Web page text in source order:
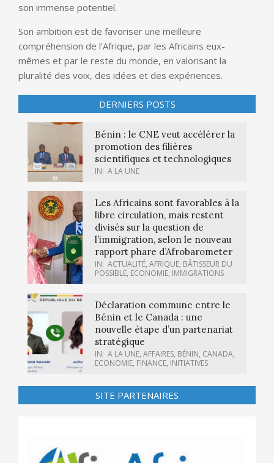
son immense potentiel.
Son ambition est de favoriser une meilleure
compréhension de l’Afrique, par les Africains eux-
mêmes et par le reste du monde, en valorisant la
pluralité des voix, des idées et des expériences.
DERNIERS POSTS
Bénin : le CNE veut accélérer la
promotion des filières
scientifiques et technologiques
IN: A LA UNE
Les Africains sont favorables à la
libre circulation, mais restent
divisés sur la question de
l’immigration, selon le nouveau
rapport phare d’Afrobarometer
IN: ACTUALITÉ, AFRIQUE, BÂTISSEUR DU
POSSIBLE, ECONOMIE, IMMIGRATIONS
Déclaration commune entre le
Bénin et le Canada : une
nouvelle étape d’un partenariat
stratégique
IN: A LA UNE, AFFAIRES, BÉNIN, CANADA,
ECONOMIE, FINANCE, INITIATIVES
SITE PARTENAIRES